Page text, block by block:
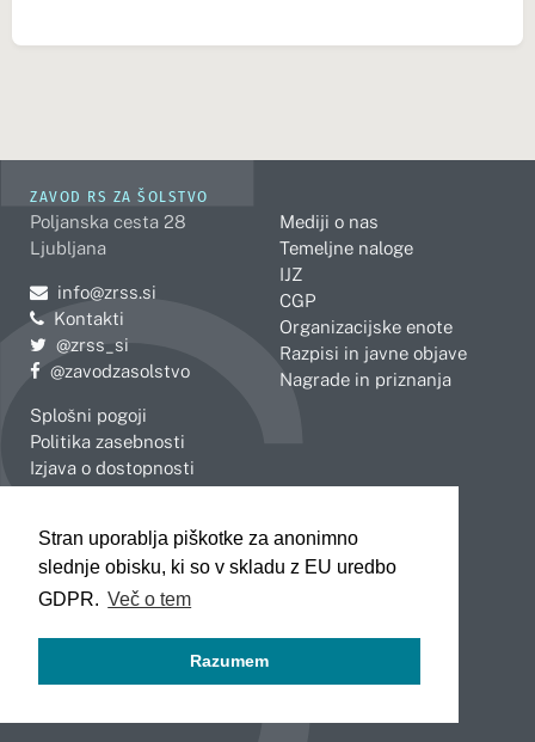
Stran uporablja piškotke za anonimno
slednje obisku, ki so v skladu z EU uredbo
GDPR. Več o tem
Razumem
ZAVOD RS ZA ŠOLSTVO
Poljanska cesta 28
Ljubljana
Pošljite e-mail na
info@zrss.si
Kontakti
Pojdite na Twitter:
@zrss_si
Pojdite na Facebook:
@zavodzasolstvo
Splošni pogoji
Politika zasebnosti
Izjava o dostopnosti
Mediji o nas
Temeljne naloge
IJZ
CGP
Organizacijske enote
Razpisi in javne objave
Nagrade in priznanja
Celje
Koper
Kranj
Novo mesto
Slovenj Gradec